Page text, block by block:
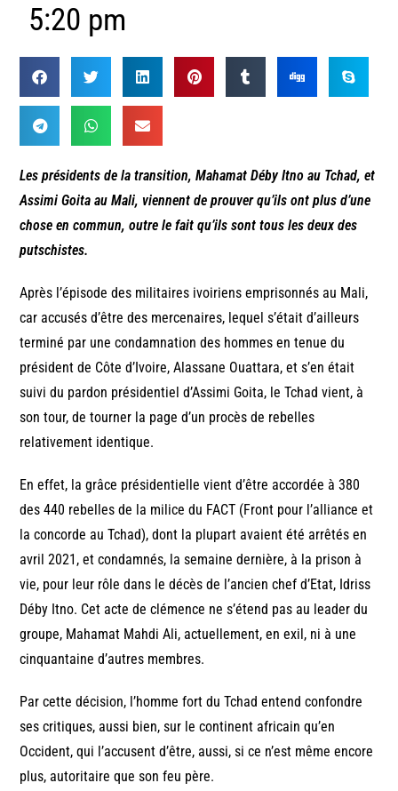
5:20 pm
Les présidents de la transition, Mahamat Déby Itno au Tchad, et
Assimi Goita au Mali, viennent de prouver qu’ils ont plus d’une
chose en commun, outre le fait qu’ils sont tous les deux des
putschistes.
Après l’épisode des militaires ivoiriens emprisonnés au Mali,
car accusés d’être des mercenaires, lequel s’était d’ailleurs
terminé par une condamnation des hommes en tenue du
président de Côte d’Ivoire, Alassane Ouattara, et s’en était
suivi du pardon présidentiel d’Assimi Goita, le Tchad vient, à
son tour, de tourner la page d’un procès de rebelles
relativement identique.
En effet, la grâce présidentielle vient d’être accordée à 380
des 440 rebelles de la milice du FACT (Front pour l’alliance et
la concorde au Tchad), dont la plupart avaient été arrêtés en
avril 2021, et condamnés, la semaine dernière, à la prison à
vie, pour leur rôle dans le décès de l’ancien chef d’Etat, Idriss
Déby Itno. Cet acte de clémence ne s’étend pas au leader du
groupe, Mahamat Mahdi Ali, actuellement, en exil, ni à une
cinquantaine d’autres membres.
Par cette décision, l’homme fort du Tchad entend confondre
ses critiques, aussi bien, sur le continent africain qu’en
Occident, qui l’accusent d’être, aussi, si ce n’est même encore
plus, autoritaire que son feu père.